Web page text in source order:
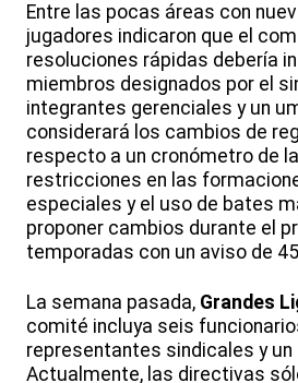
Entre las pocas áreas con
jugadores indicaron que el
resoluciones rápidas debería
miembros designados por el
integrantes gerenciales y un
considerará los cambios de
respecto a un cronómetro de
restricciones en las
especiales y el uso de bates
proponer cambios durante el
temporadas con un aviso de
La semana pasada, Grandes
comité incluya seis
representantes sindicales y un
Actualmente, las directivas